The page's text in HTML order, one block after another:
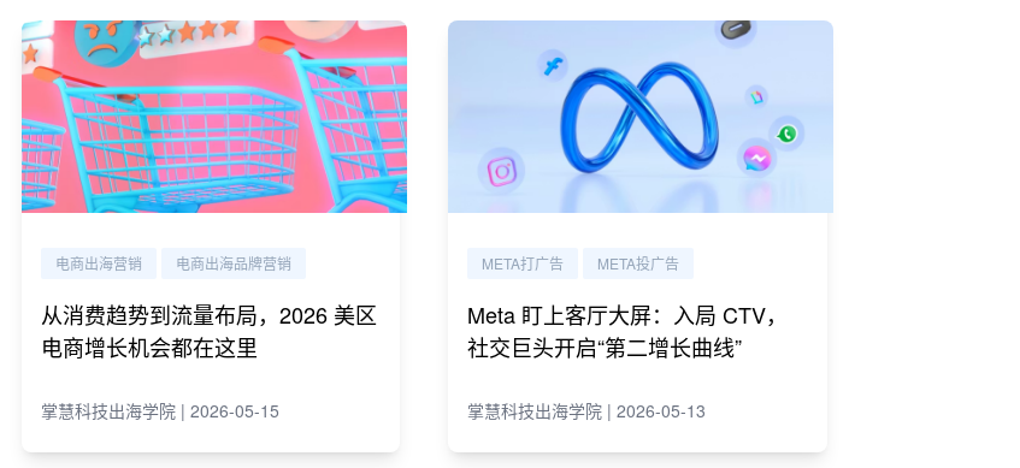
电商出海营销 电商出海品牌营销
从消费趋势到流量布局，2026 美区
电商增长机会都在这里
掌慧科技出海学院 | 2026-05-15
META打广告 META投广告
Meta 盯上客厅大屏：入局 CTV，
社交巨头开启“第二增长曲线”
掌慧科技出海学院 | 2026-05-13